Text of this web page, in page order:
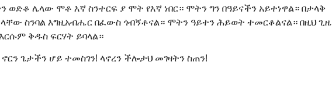
ወድቆ ሌላው ሞቶ እኛ ስንተርፍ ያ ሞት የእኛ ነበር። ሞትን ግን በዓይናችን አይተነዋል። በታላቅ
ስንባል እግዚአብሔር በፈውስ ጎብኝቶናል። ሞትን ዓይተን ሕይወት ተመርቆልናል። በዚህ ጊዜ
ቅዱስ ፍርሃት ይባላል።
ጌታችን ሆይ ተመስገን! ላኖረን ችሎታህ መገዛትን ስጠን!